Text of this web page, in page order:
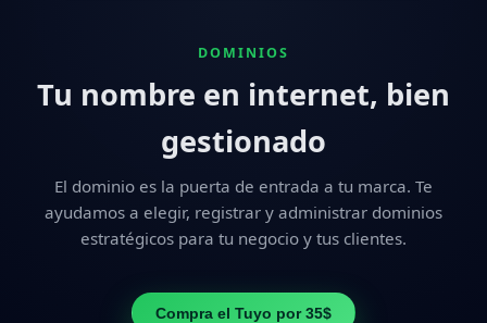
DOMINIOS
Tu nombre en internet, bien
gestionado
El dominio es la puerta de entrada a tu marca. Te
ayudamos a elegir, registrar y administrar dominios
estratégicos para tu negocio y tus clientes.
Compra el Tuyo por 35$